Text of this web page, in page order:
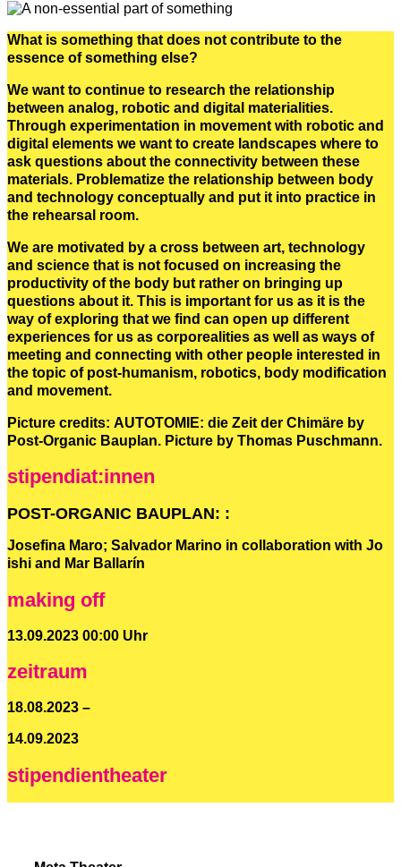
What is something that does not contribute to the
essence of something else?
We want to continue to research the relationship
between analog, robotic and digital materialities.
Through experimentation in movement with robotic and
digital elements we want to create landscapes where to
ask questions about the connectivity between these
materials. Problematize the relationship between body
and technology conceptually and put it into practice in
the rehearsal room.
We are motivated by a cross between art, technology
and science that is not focused on increasing the
productivity of the body but rather on bringing up
questions about it. This is important for us as it is the
way of exploring that we find can open up different
experiences for us as corporealities as well as ways of
meeting and connecting with other people interested in
the topic of post-humanism, robotics, body modification
and movement.
Picture credits: AUTOTOMIE: die Zeit der Chimäre by
Post-Organic Bauplan. Picture by Thomas Puschmann.
stipendiat:innen
POST-ORGANIC BAUPLAN: :
Josefina Maro; Salvador Marino in collaboration with Jo
ishi and Mar Ballarín
making off
13.09.2023 00:00 Uhr
zeitraum
18.08.2023 –
14.09.2023
stipendientheater